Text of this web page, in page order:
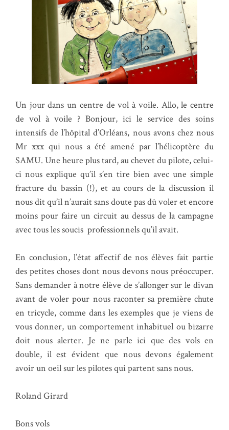
Un jour dans un centre de vol à voile. Allo, le centre
de vol à voile ? Bonjour, ici le service des soins
intensifs de l’hôpital d’Orléans, nous avons chez nous
Mr xxx qui nous a été amené par l’hélicoptère du
SAMU. Une heure plus tard, au chevet du pilote, celui-
ci nous explique qu’il s’en tire bien avec une simple
fracture du bassin (!), et au cours de la discussion il
nous dit qu’il n’aurait sans doute pas dû voler et encore
moins pour faire un circuit au dessus de la campagne
avec tous les soucis professionnels qu’il avait.
En conclusion, l’état affectif de nos élèves fait partie
des petites choses dont nous devons nous préoccuper.
Sans demander à notre élève de s’allonger sur le divan
avant de voler pour nous raconter sa première chute
en tricycle, comme dans les exemples que je viens de
vous donner, un comportement inhabituel ou bizarre
doit nous alerter. Je ne parle ici que des vols en
double, il est évident que nous devons également
avoir un oeil sur les pilotes qui partent sans nous.
Roland Girard
Bons vols